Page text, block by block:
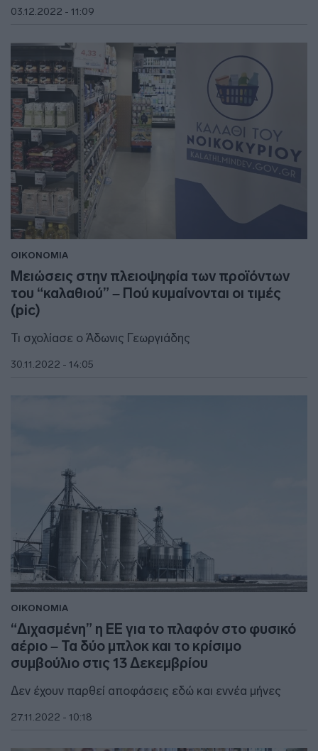
03.12.2022 - 11:09
ΟΙΚΟΝΟΜΙΑ
Μειώσεις στην πλειοψηφία των προϊόντων
του “καλαθιού” – Πού κυμαίνονται οι τιμές
(pic)
Τι σχολίασε ο Άδωνις Γεωργιάδης
30.11.2022 - 14:05
ΟΙΚΟΝΟΜΙΑ
“Διχασμένη” η ΕΕ για το πλαφόν στο φυσικό
αέριο – Τα δύο μπλοκ και το κρίσιμο
συμβούλιο στις 13 Δεκεμβρίου
Δεν έχουν παρθεί αποφάσεις εδώ και εννέα μήνες
27.11.2022 - 10:18